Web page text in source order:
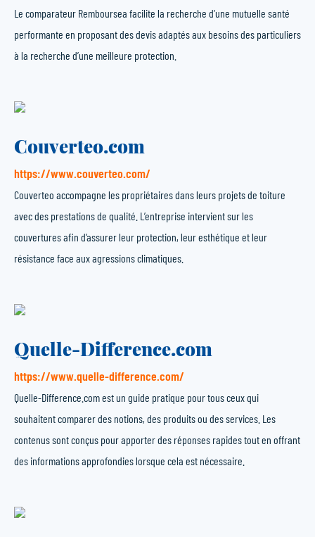
Le comparateur Remboursea facilite la recherche d’une mutuelle santé
performante en proposant des devis adaptés aux besoins des particuliers
à la recherche d’une meilleure protection.
Couverteo.com
https://www.couverteo.com/
Couverteo accompagne les propriétaires dans leurs projets de toiture
avec des prestations de qualité. L’entreprise intervient sur les
couvertures afin d’assurer leur protection, leur esthétique et leur
résistance face aux agressions climatiques.
Quelle-Difference.com
https://www.quelle-difference.com/
Quelle-Difference.com est un guide pratique pour tous ceux qui
souhaitent comparer des notions, des produits ou des services. Les
contenus sont conçus pour apporter des réponses rapides tout en offrant
des informations approfondies lorsque cela est nécessaire.